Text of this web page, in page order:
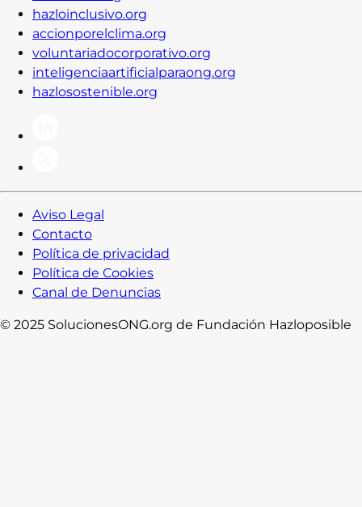
hazloinclusivo.org
accionporelclima.org
voluntariadocorporativo.org
inteligenciaartificialparaong.org
hazlosostenible.org
Aviso Legal
Contacto
Política de privacidad
Política de Cookies
Canal de Denuncias
© 2025 SolucionesONG.org de Fundación Hazloposible